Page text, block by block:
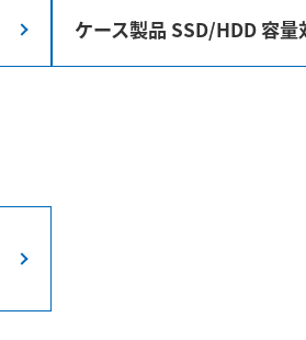
ケース製品 SSD/HDD 容量